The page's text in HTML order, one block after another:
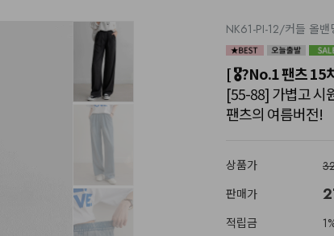
NK61-PI-12/커들 올밴
[ 🎖?No.1 팬츠 15
[55-88] 가볍고 시
팬츠의 여름버전!
상품가
판매가
적립금